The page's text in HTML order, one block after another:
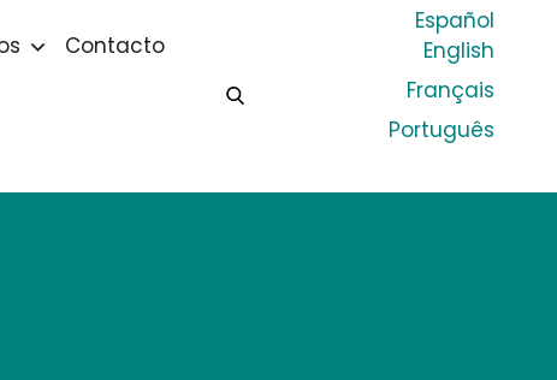
Contacto
Español
English
Français
Português